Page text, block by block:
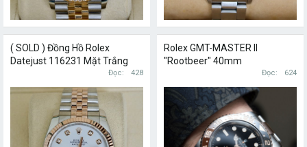
( SOLD ) Đồng Hồ Rolex
Datejust 116231 Mặt Trắng
Nạm Kim Cương Chính Hãng
Đọc 428
Rolex GMT-MASTER II
"Rootbeer" 40mm
Đọc 624